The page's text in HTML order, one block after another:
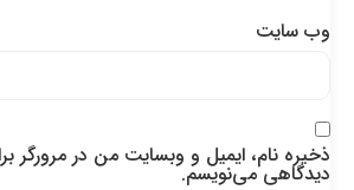
وب‌ سایت
ذخیره نام، ایمیل و وبسایت من در مرورگر
دیدگاهی می‌نویسم.